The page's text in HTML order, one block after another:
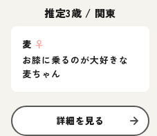
推定3歳 / 関東
麦 ♀
お膝に乗るのが大好きな
麦ちゃん
詳細を見る